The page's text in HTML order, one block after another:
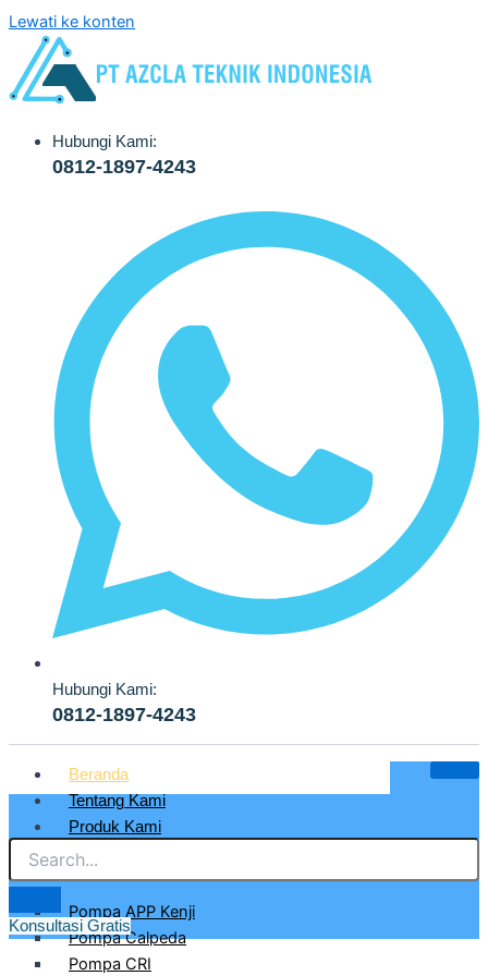
Lewati ke konten
Hubungi Kami:
0812-1897-4243
Hubungi Kami:
0812-1897-4243
Beranda
Tentang Kami
Produk Kami
Pompa Air Bersih & Industri
Pompa APP Kenji
Pompa Calpeda
Pompa CRI
Konsultasi Gratis
PT. AZCLA TEKNIK INDONESIA